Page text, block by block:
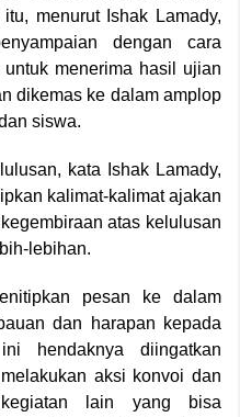
menurut Ishak Lamady,
dengan cara
menerima hasil ujian
dikemas ke dalam amplop
siswa.
kata Ishak Lamady,
kalimat-kalimat ajakan
atas kelulusan
lebihan.
pesan ke dalam
dan harapan kepada
hendaknya diingatkan
aksi konvoi dan
lain yang bisa